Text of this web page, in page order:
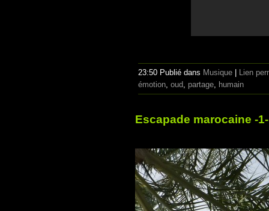
23:50 Publié dans Musique
Lien
émotion oud partage humain
Escapade marocaine -1-